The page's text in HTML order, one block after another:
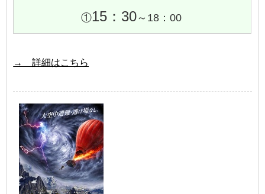
①15：30～18：00
→ 詳細はこちら